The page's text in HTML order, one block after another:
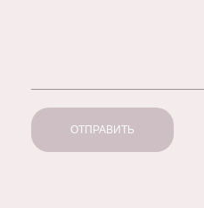
ОТПРАВИТЬ